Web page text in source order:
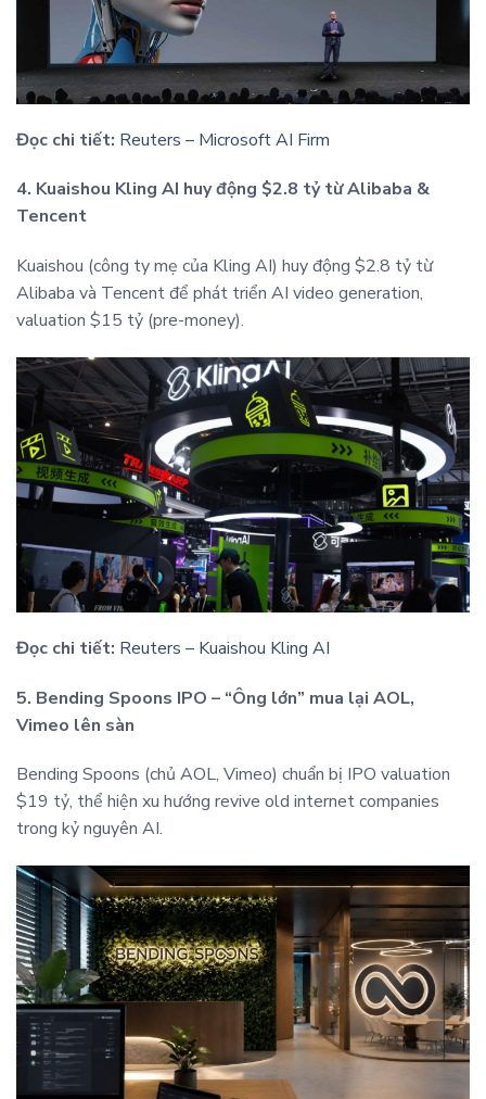
Đọc chi tiết: Reuters – Microsoft AI Firm
4. Kuaishou Kling AI huy động $2.8 tỷ từ Alibaba &
Tencent
Kuaishou (công ty mẹ của Kling AI) huy động $2.8 tỷ từ
Alibaba và Tencent để phát triển AI video generation,
valuation $15 tỷ (pre-money).
Đọc chi tiết: Reuters – Kuaishou Kling AI
5. Bending Spoons IPO – “Ông lớn” mua lại AOL,
Vimeo lên sàn
Bending Spoons (chủ AOL, Vimeo) chuẩn bị IPO valuation
$19 tỷ, thể hiện xu hướng revive old internet companies
trong kỷ nguyên AI.